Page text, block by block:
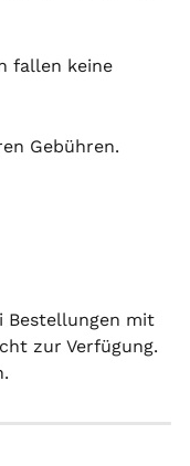
fallen keine
Gebühren.
Bestellungen mit
zur Verfügung.